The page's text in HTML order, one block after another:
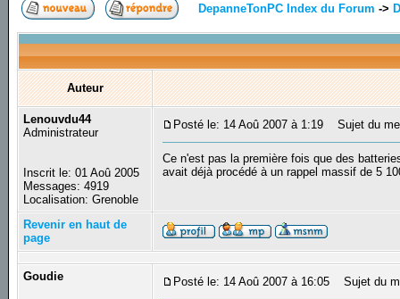
DepanneTonPC Index du Forum ->
Auteur
Lenouvdu44
Administrateur
Inscrit le: 01 Aoû 2005
Messages: 4919
Localisation: Grenoble
Posté le: 14 Aoû 2007 à 1:19 Sujet du
Ce n'est pas la première fois que des
avait déjà procédé à un rappel massif de 5
Revenir en haut de
page
Goudie Posté le: 14 Aoû 2007 à 16:05 Sujet du